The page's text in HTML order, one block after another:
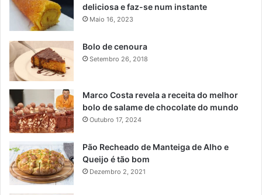
deliciosa e faz-se num instante
Maio 16, 2023
Bolo de cenoura
Setembro 26, 2018
Marco Costa revela a receita do melhor
bolo de salame de chocolate do mundo
Outubro 17, 2024
Pão Recheado de Manteiga de Alho e
Queijo é tão bom
Dezembro 2, 2021